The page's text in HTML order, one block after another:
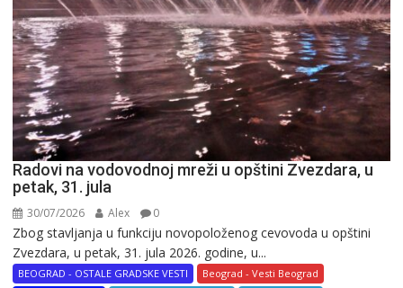
Radovi na vodovodnoj mreži u opštini Zvezdara, u
petak, 31. jula
30/07/2026 Alex 0
Zbog stavljanja u funkciju novopoloženog cevovoda u opštini
Zvezdara, u petak, 31. jula 2026. godine, u...
BEOGRAD - OSTALE GRADSKE VESTI
Beograd - Vesti Beograd